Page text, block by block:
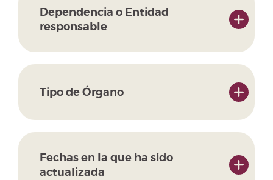
Dependencia o Entidad
responsable
Tipo de Órgano
Fechas en la que ha sido
actualizada